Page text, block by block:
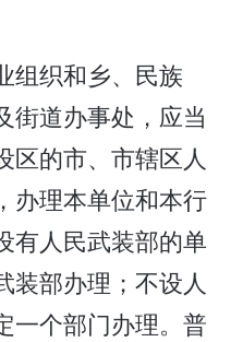
组织和乡、民族
街道办事处，应当
区的市、市辖区人
办理本单位和本行
有人民武装部的单
装部办理；不设人
一个部门办理。普